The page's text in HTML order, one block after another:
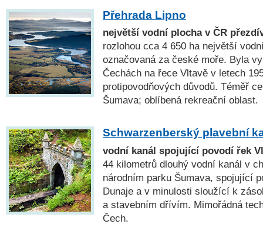
Přehrada Lipno
největší vodní plocha v ČR
rozlohou cca 4 650 ha největší
označovaná za české moře. Byla
Čechách na řece Vltavě v letech
protipovodňových důvodů. Téměř
Šumava; oblíbená rekreační oblast.
Schwarzenberský plavební
vodní kanál spojující povodí řek
44 kilometrů dlouhý vodní kanál v
národním parku Šumava, spojující
Dunaje a v minulosti sloužící k
a stavebním dřívím. Mimořádná
Čech.